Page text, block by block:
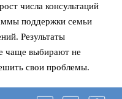
числа консультаций
поддержки семьи
Результаты
чаще выбирают не
свои проблемы.